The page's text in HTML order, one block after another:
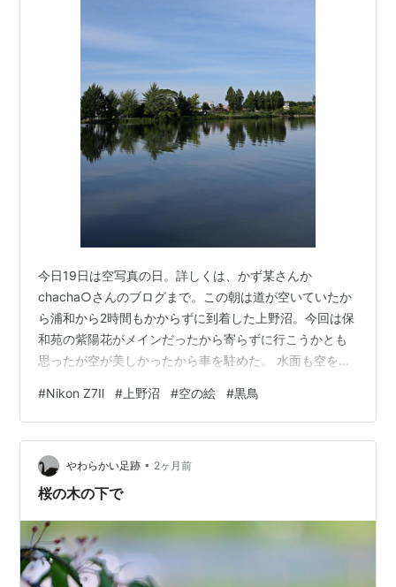
今日19日は空写真の日。詳しくは、かず某さんか
chacha○さんのブログまで。この朝は道が空いていたか
ら浦和から2時間もかからずに到着した上野沼。今回は保
和苑の紫陽花がメインだったから寄らずに行こうかとも
思ったが空が美しかったから車を駐めた。 水面も空を映
般)ランキング ← ランキングに参加しています。ポチッ
と応援お願いします。 にほんブログ村← 村にもポチッと
応援お願いします。
#Nikon Z7Ⅱ # 上野沼 #空の絵 #黒鳥
やわらかい足跡 • 2ヶ月前
桜の木の下で